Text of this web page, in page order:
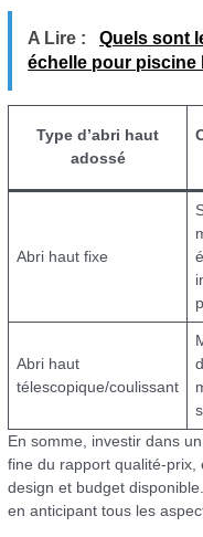
A Lire :
Quels sont
échelle pour piscine
Type d’abri haut
adossé
Abri haut fixe
Abri haut
télescopique/coulissant
En somme, investir dans
fine du rapport qualité-prix,
design et budget
en anticipant tous les